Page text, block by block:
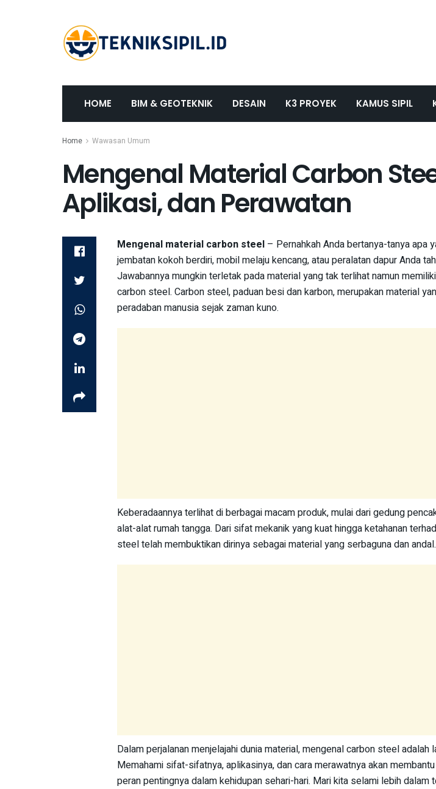
HOME BIM & GEOTEKNIK DESAIN K3 PROYEK KAMUS SIPIL
Home Wawasan Umum
Mengenal Material Carbon
Aplikasi, dan Perawatan
Mengenal material carbon steel – Pernahkah Anda bertanya-tanya apa
jembatan kokoh berdiri, mobil melaju kencang, atau peralatan dapur Anda
Jawabannya mungkin terletak pada material yang tak terlihat namun
carbon steel. Carbon steel, paduan besi dan karbon, merupakan material
peradaban manusia sejak zaman kuno.
Keberadaannya terlihat di berbagai macam produk, mulai dari gedung
alat-alat rumah tangga. Dari sifat mekanik yang kuat hingga ketahanan
steel telah membuktikan dirinya sebagai material yang serbaguna dan andal.
Dalam perjalanan menjelajahi dunia material, mengenal carbon steel adalah
Memahami sifat-sifatnya, aplikasinya, dan cara merawatnya akan
peran pentingnya dalam kehidupan sehari-hari. Mari kita selami lebih dalam